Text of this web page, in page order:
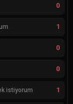
0
1
0
0
istiyorum 1